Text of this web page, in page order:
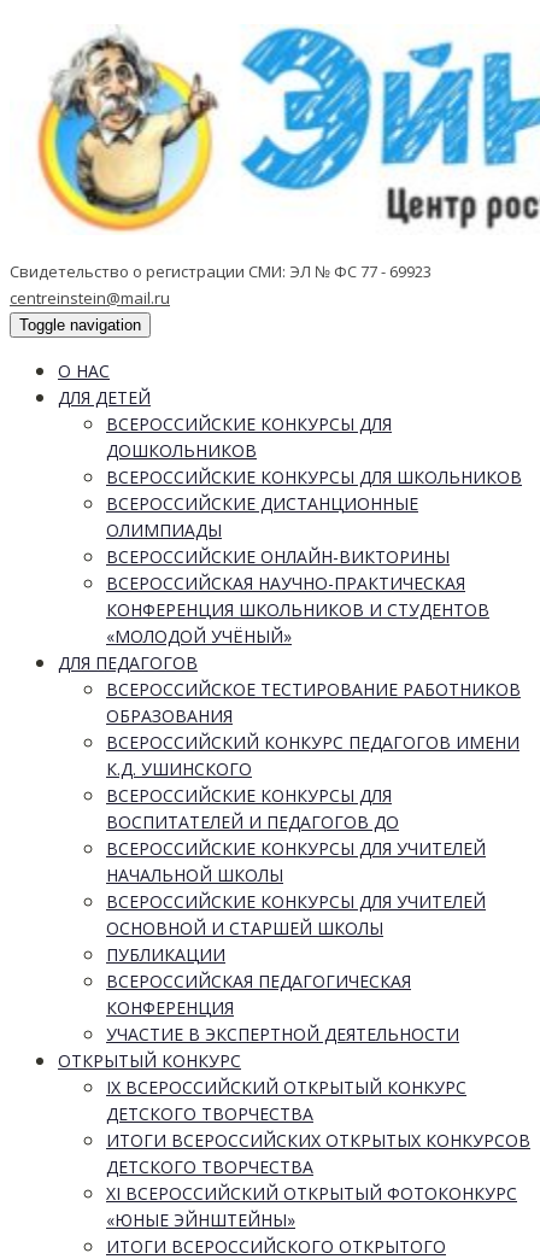
Свидетельство о регистрации СМИ: ЭЛ № ФС 77 - 69923
centreinstein@mail.ru
Toggle navigation
О НАС
ДЛЯ ДЕТЕЙ
ВСЕРОССИЙСКИЕ КОНКУРСЫ ДЛЯ
ДОШКОЛЬНИКОВ
ВСЕРОССИЙСКИЕ КОНКУРСЫ ДЛЯ ШКОЛЬНИКОВ
ВСЕРОССИЙСКИЕ ДИСТАНЦИОННЫЕ
ОЛИМПИАДЫ
ВСЕРОССИЙСКИЕ ОНЛАЙН-ВИКТОРИНЫ
ВСЕРОССИЙСКАЯ НАУЧНО-ПРАКТИЧЕСКАЯ
КОНФЕРЕНЦИЯ ШКОЛЬНИКОВ И СТУДЕНТОВ
«МОЛОДОЙ УЧЁНЫЙ»
ДЛЯ ПЕДАГОГОВ
ВСЕРОССИЙСКОЕ ТЕСТИРОВАНИЕ РАБОТНИКОВ
ОБРАЗОВАНИЯ
ВСЕРОССИЙСКИЙ КОНКУРС ПЕДАГОГОВ ИМЕНИ
К.Д. УШИНСКОГО
ВСЕРОССИЙСКИЕ КОНКУРСЫ ДЛЯ
ВОСПИТАТЕЛЕЙ И ПЕДАГОГОВ ДО
ВСЕРОССИЙСКИЕ КОНКУРСЫ ДЛЯ УЧИТЕЛЕЙ
НАЧАЛЬНОЙ ШКОЛЫ
ВСЕРОССИЙСКИЕ КОНКУРСЫ ДЛЯ УЧИТЕЛЕЙ
ОСНОВНОЙ И СТАРШЕЙ ШКОЛЫ
ПУБЛИКАЦИИ
ВСЕРОССИЙСКАЯ ПЕДАГОГИЧЕСКАЯ
КОНФЕРЕНЦИЯ
УЧАСТИЕ В ЭКСПЕРТНОЙ ДЕЯТЕЛЬНОСТИ
ОТКРЫТЫЙ КОНКУРС
IX ВСЕРОССИЙСКИЙ ОТКРЫТЫЙ КОНКУРС
ДЕТСКОГО ТВОРЧЕСТВА
ИТОГИ ВСЕРОССИЙСКИХ ОТКРЫТЫХ КОНКУРСОВ
ДЕТСКОГО ТВОРЧЕСТВА
XI ВСЕРОССИЙСКИЙ ОТКРЫТЫЙ ФОТОКОНКУРС
«ЮНЫЕ ЭЙНШТЕЙНЫ»
ИТОГИ ВСЕРОССИЙСКОГО ОТКРЫТОГО